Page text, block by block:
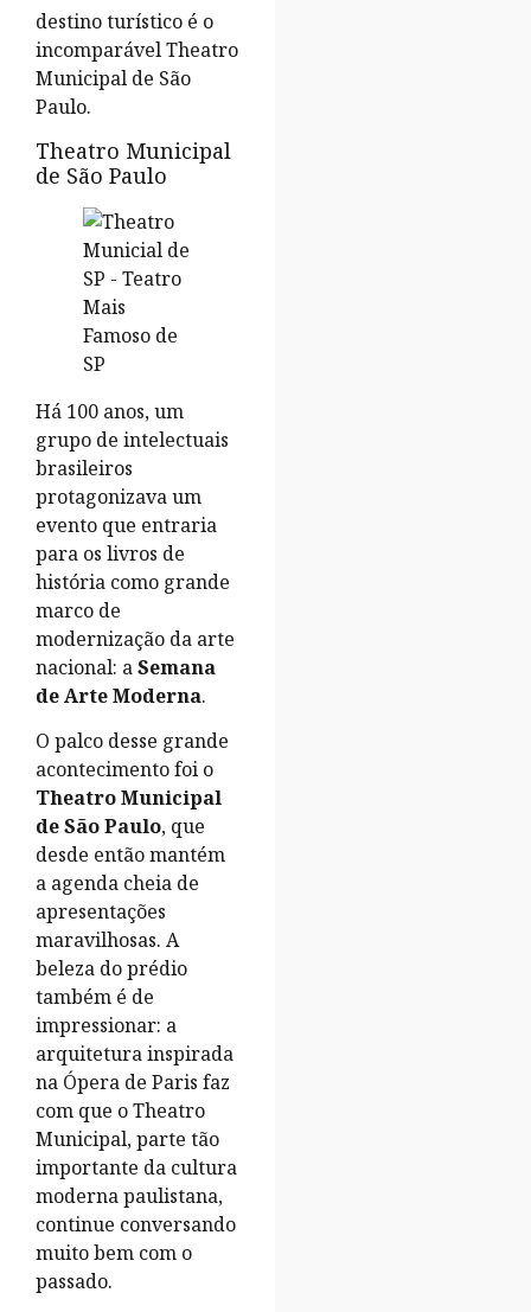
destino turístico é o
incomparável Theatro
Municipal de São
Paulo.
Theatro Municipal
de São Paulo
Há 100 anos, um
grupo de intelectuais
brasileiros
protagonizava um
evento que entraria
para os livros de
história como grande
marco de
modernização da arte
nacional: aSemana
de Arte Moderna.
O palco desse grande
acontecimento foi o
Theatro Municipal
de São Paulo, que
desde então mantém
a agenda cheia de
apresentações
maravilhosas. A
beleza do prédio
também é de
impressionar: a
arquitetura inspirada
na Ópera de Paris faz
com que o Theatro
Municipal, parte tão
importante da cultura
moderna paulistana,
continue conversando
muito bem com o
passado.